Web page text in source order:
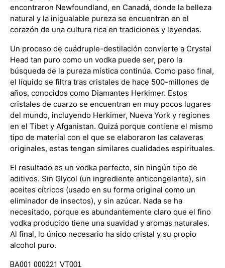
encontraron Newfoundland, en Canadá, donde la belleza
natural y la inigualable pureza se encuentran en el
corazón de una cultura rica en tradiciones y leyendas.
Un proceso de cuádruple-destilación convierte a Crystal
Head tan puro como un vodka puede ser, pero la
búsqueda de la pureza mística continúa. Como paso final,
el líquido se filtra tras cristales de hace 500-millones de
años, conocidos como Diamantes Herkimer. Estos
cristales de cuarzo se encuentran en muy pocos lugares
del mundo, incluyendo Herkimer, Nueva York y regiones
en el Tibet y Afganistan. Quizá porque contiene el mismo
tipo de material con el que se elaboraron las calaveras
originales, estas tengan similares cualidades espirituales.
El resultado es un vodka perfecto, sin ningún tipo de
aditivos. Sin Glycol (un ingrediente anticongelante), sin
aceites cítricos (usado en su forma original como un
eliminador de insectos), y sin azúcar. Nada se ha
necesitado, porque es abundantemente claro que el fino
vodka producido tiene una suavidad y aromas naturales.
Al final, lo único necesario ha sido cristal y su propio
alcohol puro.
BA001 000221 VT001